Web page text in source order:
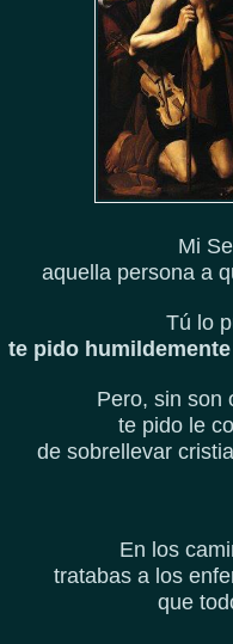
Mi
aquella persona a
Tú lo
te pido
Pero, sin son
te pido le
de sobrellevar
En los
tratabas a los
que